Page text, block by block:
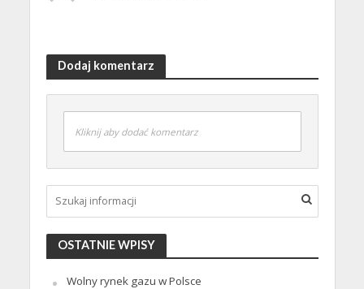
Dodaj komentarz
Kliknij aby dodać komentarz
OSTATNIE WPISY
Wolny rynek gazu w Polsce